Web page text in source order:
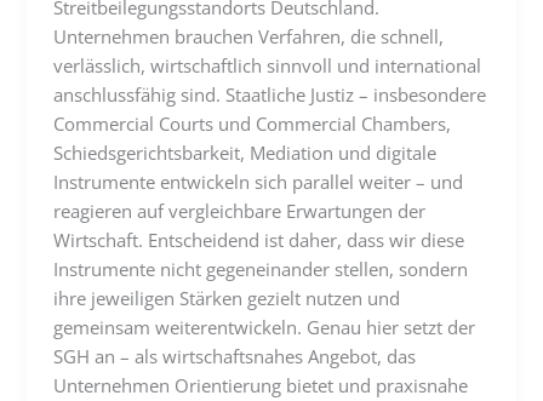
Streitbeilegungsstandorts Deutschland.
Unternehmen brauchen Verfahren, die schnell,
verlässlich, wirtschaftlich sinnvoll und international
anschlussfähig sind. Staatliche Justiz – insbesondere
Commercial Courts und Commercial Chambers,
Schiedsgerichtsbarkeit, Mediation und digitale
Instrumente entwickeln sich parallel weiter – und
reagieren auf vergleichbare Erwartungen der
Wirtschaft. Entscheidend ist daher, dass wir diese
Instrumente nicht gegeneinander stellen, sondern
ihre jeweiligen Stärken gezielt nutzen und
gemeinsam weiterentwickeln. Genau hier setzt der
SGH an – als wirtschaftsnahes Angebot, das
Unternehmen Orientierung bietet und praxisnahe